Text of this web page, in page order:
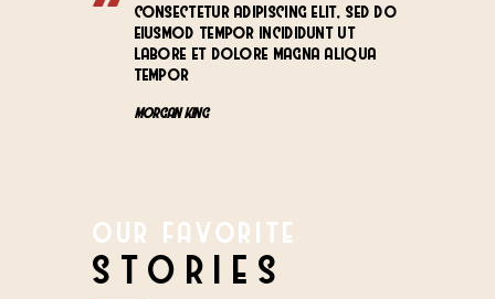
consectetur adipiscing elit, sed do
eiusmod tempor incididunt ut
labore et dolore magna aliqua
tempor
MORGAN KING
OUR FAVORITE
STORIES